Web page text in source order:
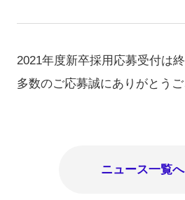
2021年度新卒採用応募受付は終
多数のご応募誠にありがとうご
ニュース一覧へ